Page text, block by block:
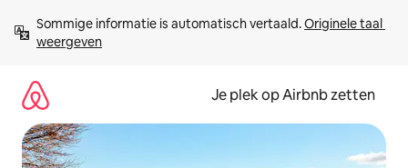
direct
naar
Sommige informatie is automatisch vertaald. Originele taal
weergeven
Je plek op Airbnb zetten